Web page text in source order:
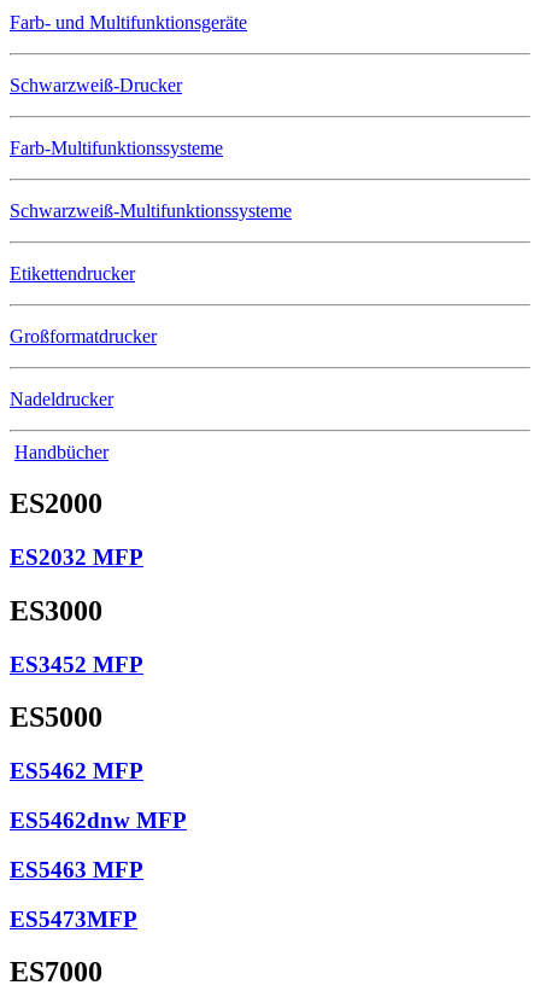
Farb- und Multifunktionsgeräte
Schwarzweiß-Drucker
Farb-Multifunktionssysteme
Schwarzweiß-Multifunktionssysteme
Etikettendrucker
Großformatdrucker
Nadeldrucker
Handbücher
ES2000
ES2032 MFP
ES3000
ES3452 MFP
ES5000
ES5462 MFP
ES5462dnw MFP
ES5463 MFP
ES5473MFP
ES7000